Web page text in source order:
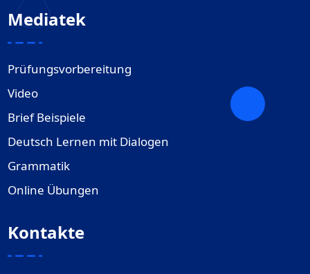
Mediatek
Prüfungsvorbereitung
Video
Brief Beispiele
Deutsch Lernen mit Dialogen
Grammatik
Online Übungen
Kontakte